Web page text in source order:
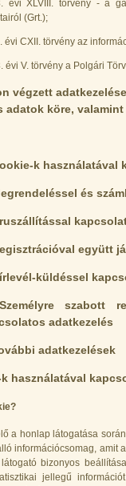
évi XLVIII. törvény - a
(Grt.);
évi CXII. törvény az
évi V. törvény a Polgári
végzett
adatok köre,
k használatával
és
együtt
küldéssel
szabott
adatkezelés
adatkezelések
k használatával
a honlap látogatása
információcsomag, amit
bizonyos
jellegű